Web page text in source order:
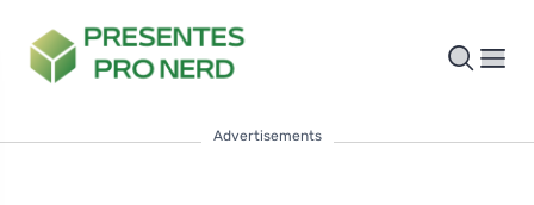
Advertisements